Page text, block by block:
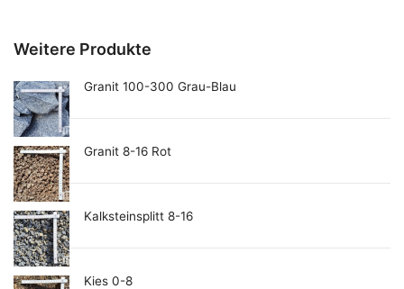
Weitere Produkte
Granit 100-300 Grau-Blau
Granit 8-16 Rot
Kalksteinsplitt 8-16
Kies 0-8